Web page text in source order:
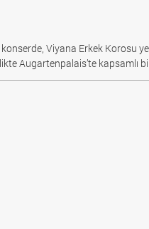
Viyana Erkek Korosu
Augartenpalais’te kapsamlı